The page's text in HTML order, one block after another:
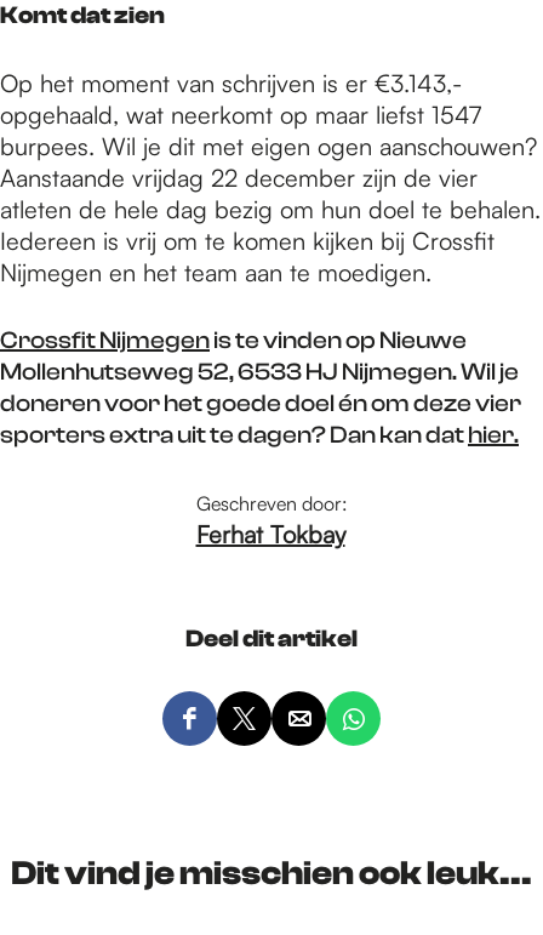
Komt dat zien
Op het moment van schrijven is er €3.143,-
opgehaald, wat neerkomt op maar liefst 1547
burpees. Wil je dit met eigen ogen aanschouwen?
Aanstaande vrijdag 22 december zijn de vier
atleten de hele dag bezig om hun doel te behalen.
Iedereen is vrij om te komen kijken bij Crossfit
Nijmegen en het team aan te moedigen.
Crossfit Nijmegenis te vinden op Nieuwe
Mollenhutseweg 52, 6533 HJ Nijmegen. Wil je
doneren voor het goede doel én om deze vier
sporters extra uit te dagen? Dan kan dathier.
Dit vind je misschien ook leuk...
Geschreven door:
Ferhat Tokbay
Deel dit artikel
D
d
e
D
d
e
D
d
e
D
e